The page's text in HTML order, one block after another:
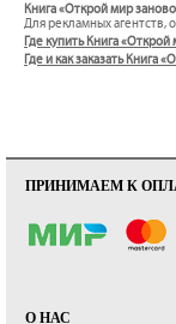
Книга «Открой мир
Для рекламных агентств,
Где купить Книга
Где и как заказать Книга
ПРИНИМАЕМ К
О НАС